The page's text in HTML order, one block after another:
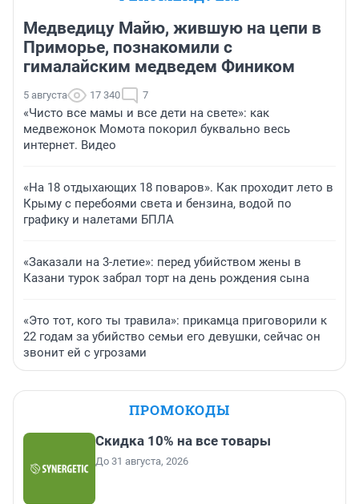
Медведицу Майю, жившую на цепи в
Приморье, познакомили с
гималайским медведем Фиником
5 августа 17 340 7
«Чисто все мамы и все дети на свете»: как
медвежонок Момота покорил буквально весь
интернет. Видео
«На 18 отдыхающих 18 поваров». Как проходит лето в
Крыму с перебоями света и бензина, водой по
графику и налетами БПЛА
«Заказали на 3-летие»: перед убийством жены в
Казани турок забрал торт на день рождения сына
«Это тот, кого ты травила»: прикамца приговорили к
22 годам за убийство семьи его девушки, сейчас он
звонит ей с угрозами
ПРОМОКОДЫ
Скидка 10% на все товары
До 31 августа, 2026